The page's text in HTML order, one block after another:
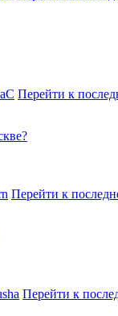
Перейти к
Перейти к
Перейти к